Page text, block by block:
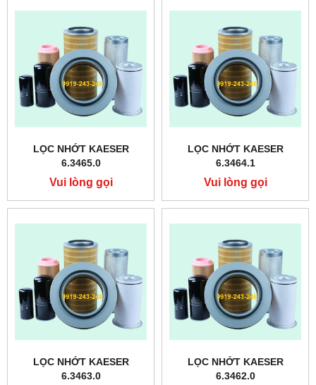
LỌC NHỚT KAESER
6.3465.0
Vui lòng gọi
LỌC NHỚT KAESER
6.3464.1
Vui lòng gọi
LỌC NHỚT KAESER
6.3463.0
LỌC NHỚT KAESER
6.3462.0